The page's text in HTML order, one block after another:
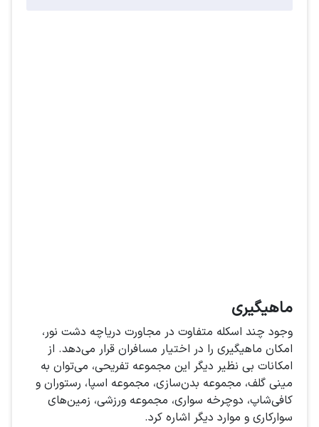
ماهیگیری
وجود چند اسکله متفاوت در مجاورت دریاچه دشت نور،
امکان ماهیگیری را در اختیار مسافران قرار می‌دهد. از
امکانات بی نظیر دیگر این مجموعه تفریحی، می‌توان به
مینی گلف، مجموعه بدن‌سازی، مجموعه اسپا، رستوران و
کافی‌شاپ، دوچرخه سواری، مجموعه ورزشی، زمین‌های
سوارکاری و موارد دیگر اشاره کرد.